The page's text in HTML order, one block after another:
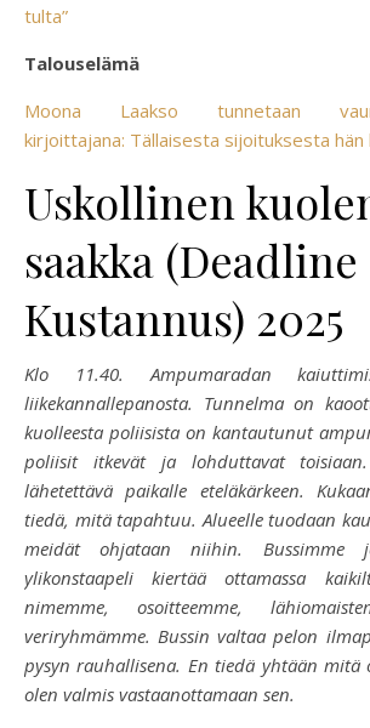
tulta”
Talouselämä
Moona Laakso tunnetaan
kirjoittajana: Tällaisesta sijoituksesta hän
Uskollinen
saakka (Deadline
Kustannus) 2025
Klo 11.40. Ampumaradan
liikekannallepanosta. Tunnelma on
kuolleesta poliisista on kantautunut
poliisit itkevät ja lohduttavat
lähetettävä paikalle eteläkärkeen.
tiedä, mitä tapahtuu. Alueelle tuodaan
meidät ohjataan niihin. Bussimme
ylikonstaapeli kiertää ottamassa
nimemme, osoitteemme,
veriryhmämme. Bussin valtaa pelon
pysyn rauhallisena. En tiedä yhtään mitä
olen valmis vastaanottamaan sen.